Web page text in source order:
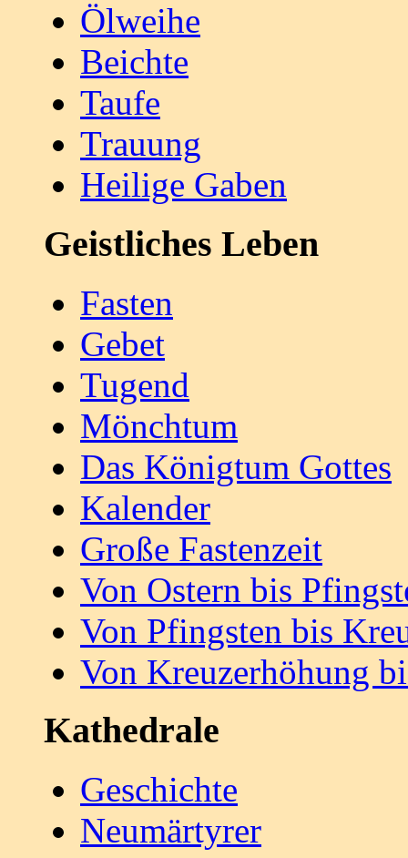
Ölweihe
Beichte
Taufe
Trauung
Heilige Gaben
Geistliches Leben
Fasten
Gebet
Tugend
Mönchtum
Das Königtum Gottes
Kalender
Große Fastenzeit
Von Ostern bis
Von Pfingsten bis
Von Kreuzerhöhung
Kathedrale
Geschichte
Neumärtyrer